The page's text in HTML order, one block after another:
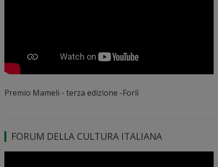
Premio Mameli - terza edizione -Forlì
FORUM DELLA CULTURA ITALIANA